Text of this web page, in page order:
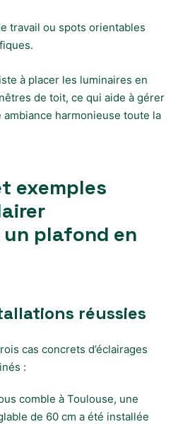
travail ou spots orientables
à placer les luminaires en
de toit, ce qui aide à gérer
harmonieuse toute la
exemples
plafond en
réussies
cas concrets d’éclairages
:
comble à Toulouse, une
de 60 cm a été installée